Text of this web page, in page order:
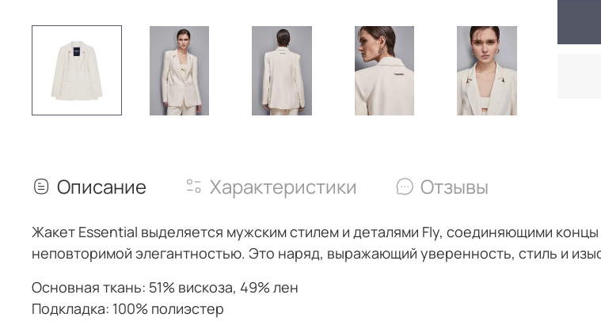
Описание Характеристики Отзывы
Жакет Essential выделяется мужским стилем и деталями Fly, соединяющими
неповторимой элегантностью. Это наряд, выражающий уверенность, стиль и
Основная ткань: 51% вискоза, 49% лен
Подкладка: 100% полиэстер